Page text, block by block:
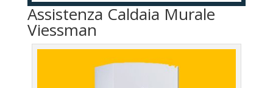
Assistenza Caldaia Murale
Viessman